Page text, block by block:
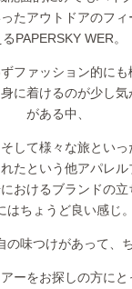
ったアウトドアのフ
るPAPERSKY WER。
ファッション的に
に着けるのが少し
がある中、
して様々な旅とい
たという他アパレ
おけるブランドの
はちょうど良い感じ。
の味つけがあって、
ーをお探しの方に